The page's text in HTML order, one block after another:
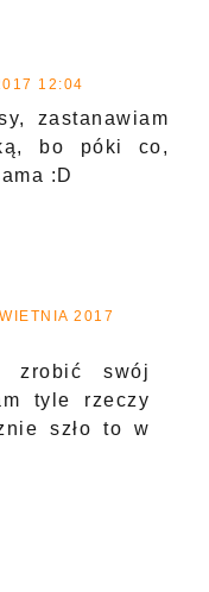
12:04
zastanawiam
bo póki co,
:D
2017
zrobić swój
tyle rzeczy
szło to w